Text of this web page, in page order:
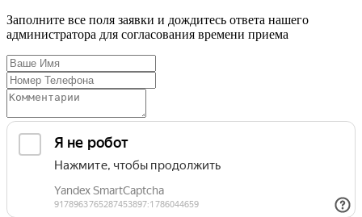
Заполните все поля заявки и дождитесь ответа нашего
администратора для согласования времени приема